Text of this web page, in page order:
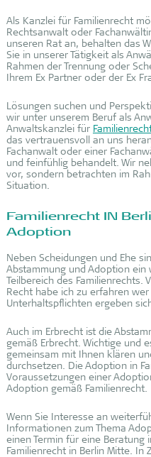
Als Kanzlei für Familienrecht
Rechtsanwalt oder
unseren Rat an, behalten das
Sie in unserer Tätigkeit als
Rahmen der Trennung oder
Ihrem Ex Partner oder der Ex
Lösungen suchen und
wir unter unserem Beruf als
Anwaltskanzlei für
das vertrauensvoll an uns
Fachanwalt oder einer
und feinfühlig behandelt. Wir
vor, sondern betrachten im
Situation.
Familienrecht IN
Adoption
Neben Scheidungen und Ehe
Abstammung und Adoption
Teilbereich des Familienrechts.
Recht habe ich zu erfahren
Unterhaltspflichten ergeben
Auch im Erbrecht ist die
gemäß Erbrecht. Wichtige und
gemeinsam mit Ihnen klären
durchsetzen. Die Adoption in
Voraussetzungen einer
Adoption gemäß Familienrecht.
Wenn Sie Interesse an
Informationen zum Thema
einen Termin für eine Beratung
Familienrecht in Berlin Mitte. In